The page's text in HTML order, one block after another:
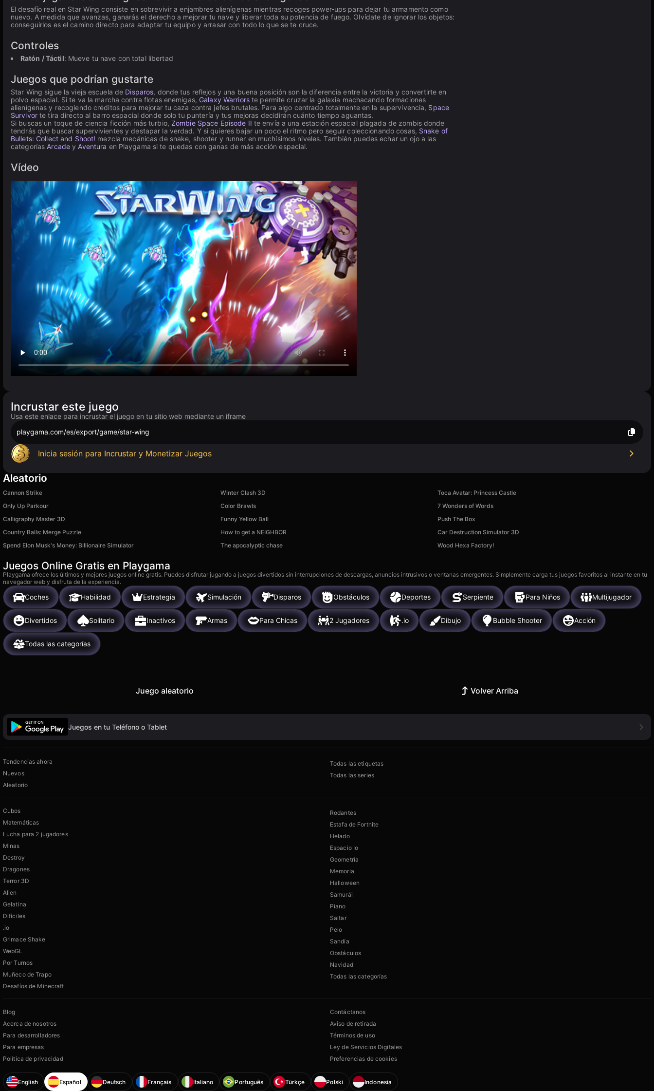
El desafío real en Star Wing consiste en sobrevivir a enjambres alienígenas mientras recoges power-ups para dejar tu armamento como
nuevo. A medida que avanzas, ganarás el derecho a mejorar tu nave y liberar toda su potencia de fuego. Olvídate de ignorar los objetos:
conseguirlos es el camino directo para adaptar tu equipo y arrasar con todo lo que se te cruce.
Controles
Ratón / Táctil: Mueve tu nave con total libertad
Juegos que podrían gustarte
Star Wing sigue la vieja escuela de Disparos, donde tus reflejos y una buena posición son la diferencia entre la victoria y convertirte en
polvo espacial. Si te va la marcha contra flotas enemigas, Galaxy Warriorste permite cruzar la galaxia machacando formaciones
alienígenas y recogiendo créditos para mejorar tu caza contra jefes brutales. Para algo centrado totalmente en la supervivencia, Space
Survivorte tira directo al barro espacial donde solo tu puntería y tus mejoras decidirán cuánto tiempo aguantas.
Si buscas un toque de ciencia ficción más turbio, Zombie Space Episode II te envía a una estación espacial plagada de zombis donde
tendrás que buscar supervivientes y destapar la verdad. Y si quieres bajar un poco el ritmo pero seguir coleccionando cosas, Snake of
Bullets: Collect and Shoot! mezcla mecánicas de snake, shooter y runner en muchísimos niveles. También puedes echar un ojo a las
categoríasArcade yAventura en Playgama si te quedas con ganas de más acción espacial.
Vídeo
Incrustar este juego
Usa este enlace para incrustar el juego en tu sitio web mediante un iframe
playgama.com/es/export/game/star-wing
Inicia sesión para Incrustar y Monetizar Juegos
Aleatorio
Cannon Strike Winter Clash 3D
Toca Avatar: Princess Castle
Only Up Parkour
Color Brawls
7 Wonders of Words
Calligraphy Master 3D
Funny Yellow Ball
Push The Box
Country Balls: Merge Puzzle
How to get a NEIGHBOR
Car Destruction Simulator 3D
Spend Elon Musk's Money: Billionaire Simulator
The apocalyptic chase Wood Hexa Factory!
Juegos Online Gratis en Playgama
Playgama ofrece los últimos y mejores juegos online gratis. Puedes disfrutar jugando a juegos divertidos sin interrupciones de descargas, anuncios intrusivos o ventanas emergentes. Simplemente carga tus juegos favoritos al instante en tu
navegador web y disfruta de la experiencia.
Coches Habilidad Estrategia Simulación Disparos Obstáculos Deportes Serpiente Para Niños Multijugador
Divertidos Solitario Inactivos Armas Para Chicas 2 Jugadores .io Dibujo Bubble Shooter Acción
Todas las categorías
Juego aleatorio Volver Arriba
Juegos en tu Teléfono o Tablet
Tendencias ahora
Nuevos
Aleatorio
Todas las etiquetas
Todas las series
Cubos
Matemáticas
Lucha para 2 jugadores
Minas
Destroy
Dragones
Terror 3D
Alien
Gelatina
Difíciles
.io
Grimace Shake
WebGL
Por Turnos
Muñeco de Trapo
Desafíos de Minecraft
Rodantes
Estafa de Fortnite
Helado
Espacio Io
Geometría
Memoria
Halloween
Samurái
Piano
Saltar
Pelo
Sandía
Obstáculos
Navidad
Todas las categorías
Blog
Acerca de nosotros
Para desarrolladores
Para empresas
Política de privacidad
Contáctanos
Aviso de retirada
Términos de uso
Ley de Servicios Digitales
Preferencias de cookies
English Español Deutsch Français Italiano Português Türkçe Polski Indonesia